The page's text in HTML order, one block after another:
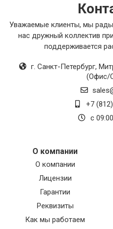
если вы ищете
вентиляционные
внимания.
Уважаемые клиенты, мы
нас дружный коллектив
поддерживается
г. Санкт-Петербург,
(Офис/
+7
с
О компании
О компании
Лицензии
Гарантии
Реквизиты
Как мы работаем